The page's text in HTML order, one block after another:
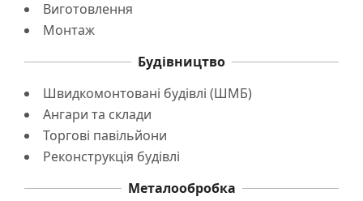
Виготовлення
Монтаж
Будівництво
Швидкомонтовані будівлі (ШМБ)
Ангари та склади
Торгові павільйони
Реконструкція будівлі
Металообробка